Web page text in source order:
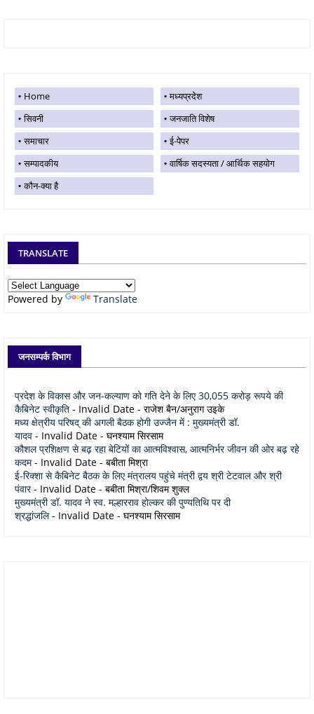
Home
मध्यप्रदेश
सिवनी
जनजाति विशेष
समाचार
ई-पेपर
सम्पादकीय
वार्षिक सदस्यता / आर्थिक सहयोग
कौन-क्या है
TRANSLATE
Powered by Translate
जनसम्पर्क विभाग
प्रदेश के विकास और जन-कल्याण को गति देने के लिए 30,055 करोड़ रूपये की
कैबिनेट स्वीकृति - Invalid Date - राजेश बैन/अनुराग उइके
मध्य क्षेत्रीय परिषद् की अगली बैठक होगी उज्जैन में : मुख्यमंत्री डॉ.
यादव - Invalid Date - घनश्याम सिरसाम
कौशल प्रशिक्षण से बढ़ रहा बेटियों का आत्मविश्वास, आत्मनिर्भर जीवन की ओर बढ़ रहे
कदम- Invalid Date - बबीता मिश्रा
ई-रिक्शा से कैबिनेट बैठक के लिए मंत्रालय पहुंचे मंत्री द्वय श्री टेटवाल और श्री
पंवार- Invalid Date - बबीता मिश्रा/शिवम शुक्ल
मुख्यमंत्री डॉ. यादव ने स्व. मल्हारराव होल्कर की पुण्यतिथि पर दी
श्रद्धांजलि- Invalid Date - घनश्याम सिरसाम